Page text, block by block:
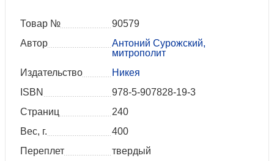
Товар №
90579
Автор
Антоний Сурожский,
митрополит
Издательство
Никея
ISBN
978-5-907828-19-3
Страниц
240
Вес, г.
400
Переплет
твердый